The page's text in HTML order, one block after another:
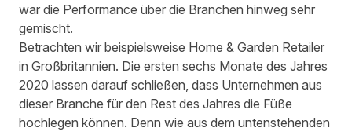
war die Performance über die Branchen hinweg sehr
gemischt.
Betrachten wir beispielsweise Home & Garden Retailer
in Großbritannien. Die ersten sechs Monate des Jahres
2020 lassen darauf schließen, dass Unternehmen aus
dieser Branche für den Rest des Jahres die Füße
hochlegen können. Denn wie aus dem untenstehenden